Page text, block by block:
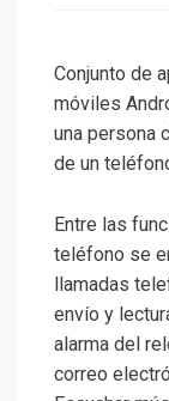
Conjunto de
móviles
una persona
de un
Entre las
teléfono se
llamadas
envío y
alarma del
correo